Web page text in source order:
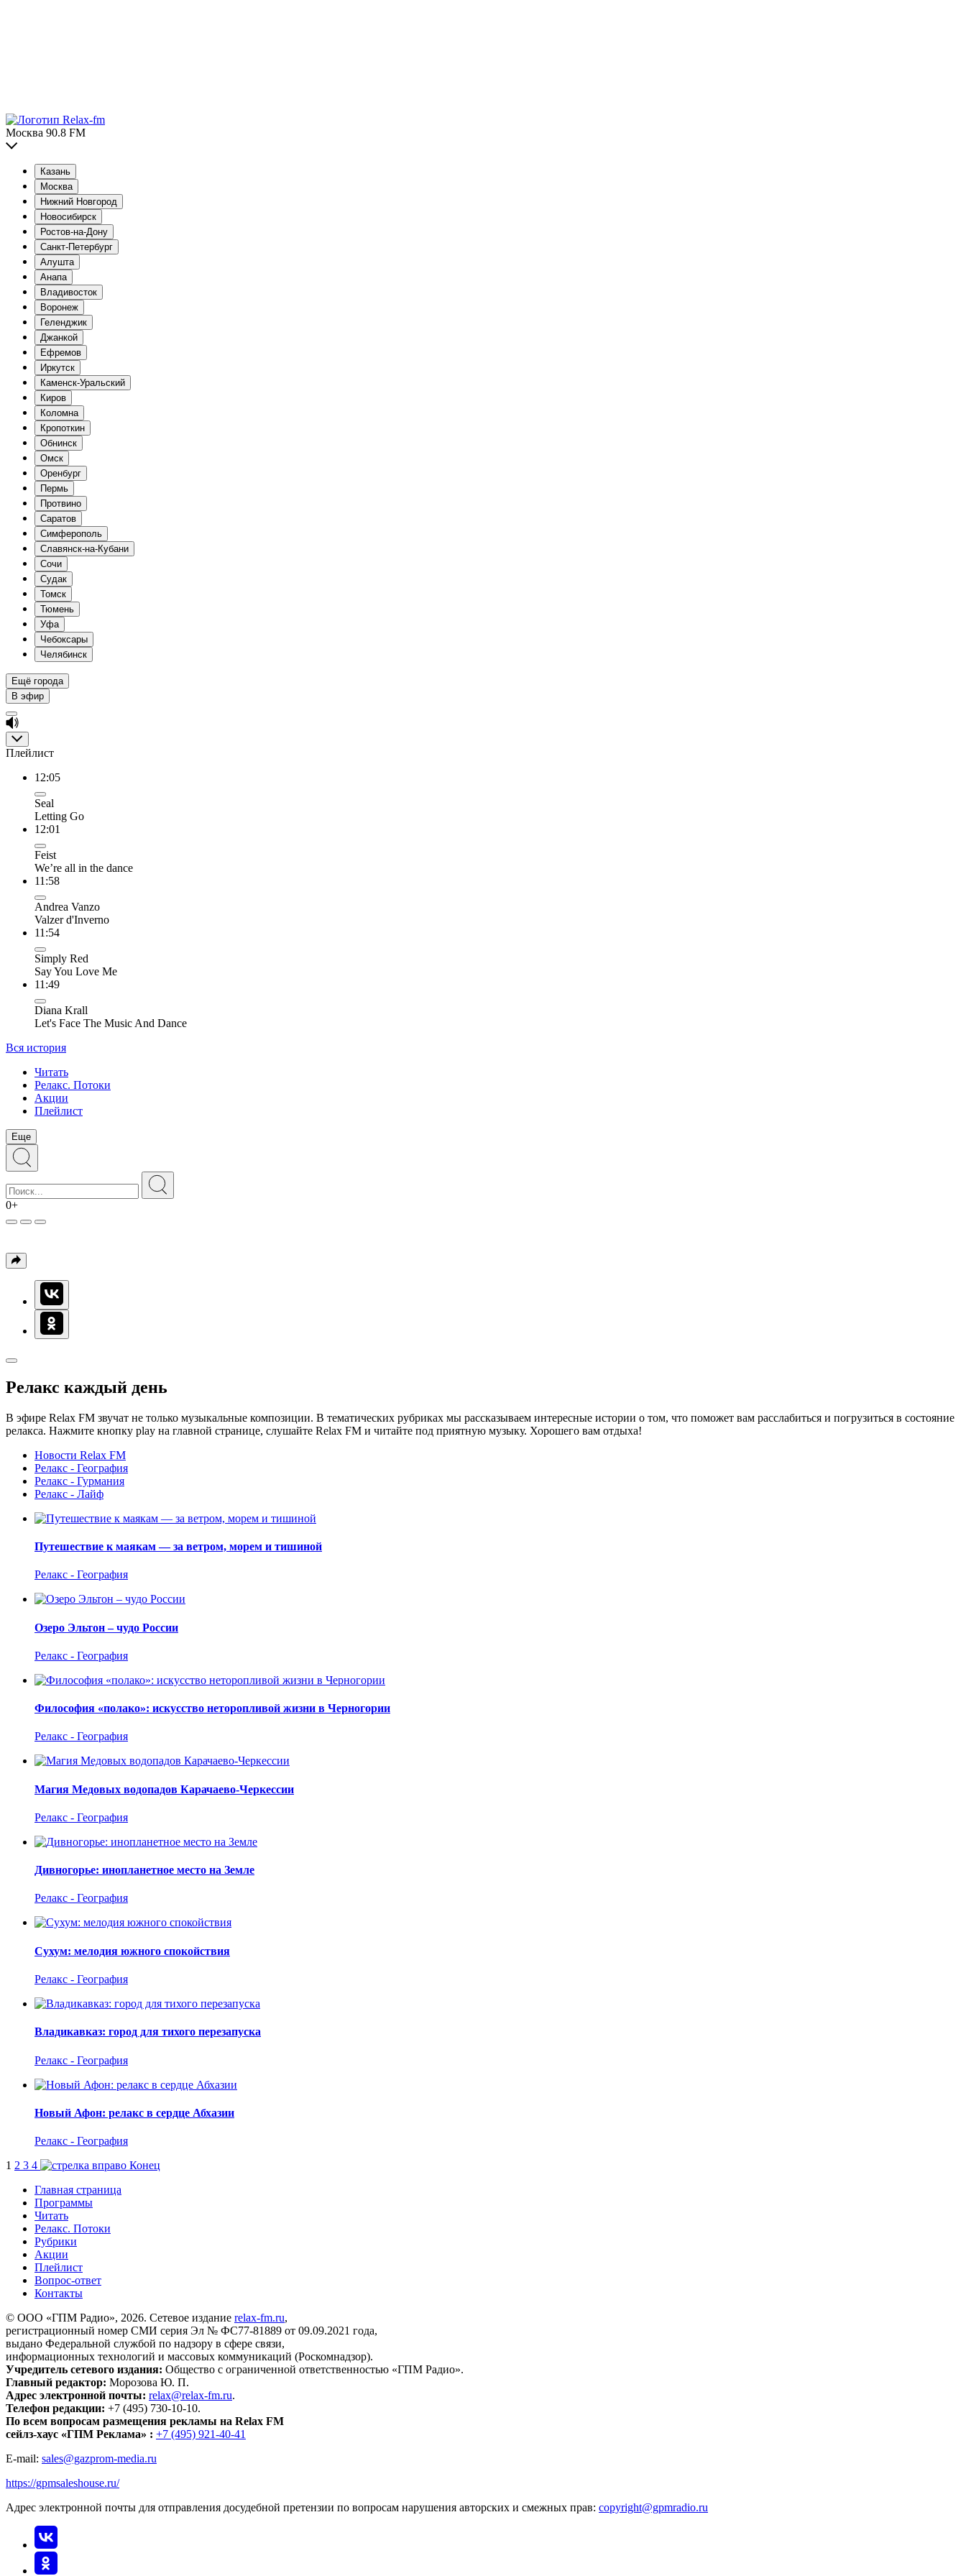
Москва 90.8 FM
Казань
Москва
Нижний Новгород
Новосибирск
Ростов-на-Дону
Санкт-Петербург
Алушта
Анапа
Владивосток
Воронеж
Геленджик
Джанкой
Ефремов
Иркутск
Каменск-Уральский
Киров
Коломна
Кропоткин
Обнинск
Омск
Оренбург
Пермь
Протвино
Саратов
Симферополь
Славянск-на-Кубани
Сочи
Судак
Томск
Тюмень
Уфа
Чебоксары
Челябинск
Ещё города
В эфир
Плейлист
12:05
Seal
Letting Go
12:01
Feist
We’re all in the dance
11:58
Andrea Vanzo
Valzer d'Inverno
11:54
Simply Red
Say You Love Me
11:49
Diana Krall
Let's Face The Music And Dance
Вся история
Читать
Релакс. Потоки
Акции
Плейлист
Еще
0+
Релакс каждый день
В эфире Relax FM звучат не только музыкальные композиции. В тематических рубриках мы рассказываем интересные истории о том, что поможет вам расслабиться и погрузиться в состояние
релакса. Нажмите кнопку play на главной странице, слушайте Relax FM и читайте под приятную музыку. Хорошего вам отдыха!
Новости Relax FM
Релакс - География
Релакс - Гурмания
Релакс - Лайф
Путешествие к маякам — за ветром, морем и тишиной
Релакс - География
Озеро Эльтон – чудо России
Релакс - География
Философия «полако»: искусство неторопливой жизни в Черногории
Релакс - География
Магия Медовых водопадов Карачаево-Черкессии
Релакс - География
Дивногорье: инопланетное место на Земле
Релакс - География
Сухум: мелодия южного спокойствия
Релакс - География
Владикавказ: город для тихого перезапуска
Релакс - География
Новый Афон: релакс в сердце Абхазии
Релакс - География
1 2 3 4
Конец
Главная страница
Программы
Читать
Релакс. Потоки
Рубрики
Акции
Плейлист
Вопрос-ответ
Контакты
© ООО «ГПМ Радио», 2026. Сетевое издание relax-fm.ru,
регистрационный номер СМИ серия Эл № ФС77-81889 от 09.09.2021 года,
выдано Федеральной службой по надзору в сфере связи,
информационных технологий и массовых коммуникаций (Роскомнадзор).
Учредитель сетевого издания: Общество с ограниченной ответственностью «ГПМ Радио».
Главный редактор: Морозова Ю. П.
Адрес электронной почты: relax@relax-fm.ru.
Телефон редакции: +7 (495) 730-10-10.
По всем вопросам размещения рекламы на Relax FM
сейлз-хаус «ГПМ Реклама» : +7 (495) 921-40-41
E-mail: sales@gazprom-media.ru
https://gpmsaleshouse.ru/
Адрес электронной почты для отправления досудебной претензии по вопросам нарушения авторских и смежных прав: copyright@gpmradio.ru